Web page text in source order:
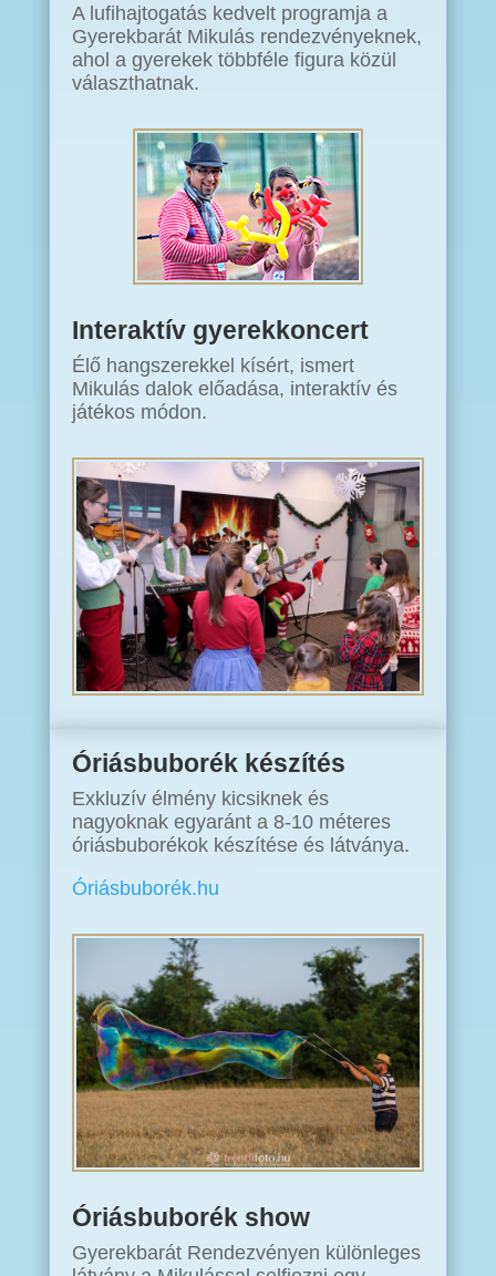
A lufihajtogatás kedvelt programja a
Gyerekbarát Mikulás rendezvényeknek,
ahol a gyerekek többféle figura közül
választhatnak.
Interaktív gyerekkoncert
Élő hangszerekkel kísért, ismert
Mikulás dalok előadása, interaktív és
játékos módon.
Óriásbuborék készítés
Exkluzív élmény kicsiknek és
nagyoknak egyaránt a 8-10 méteres
óriásbuborékok készítése és látványa.
Óriásbuborék.hu
Óriásbuborék show
Gyerekbarát Rendezvényen különleges